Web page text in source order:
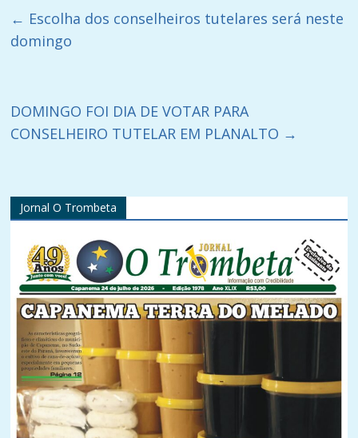
← Escolha dos conselheiros tutelares será neste
domingo
DOMINGO FOI DIA DE VOTAR PARA
CONSELHEIRO TUTELAR EM PLANALTO →
Jornal O Trombeta